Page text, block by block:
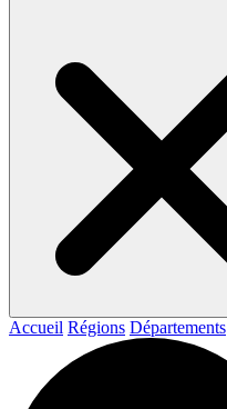
Accueil Régions Départements